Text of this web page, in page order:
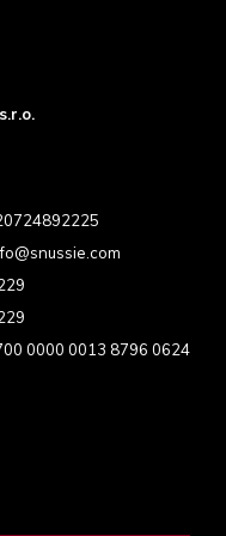
0000 0013 8796 0624